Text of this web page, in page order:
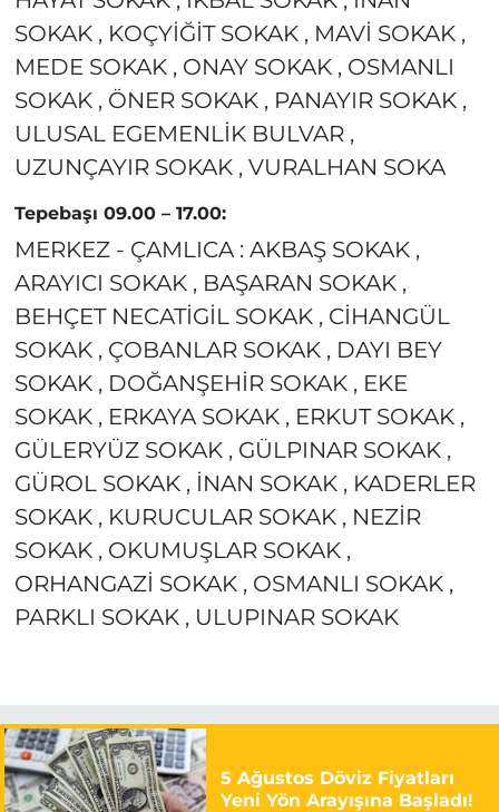
SOKAK , KOÇYİĞİT SOKAK , MAVİ SOKAK ,
MEDE SOKAK , ONAY SOKAK , OSMANLI
SOKAK , ÖNER SOKAK , PANAYIR SOKAK ,
ULUSAL EGEMENLİK BULVAR ,
UZUNÇAYIR SOKAK , VURALHAN SOKA
Tepebaşı 09.00 – 17.00:
MERKEZ - ÇAMLICA : AKBAŞ SOKAK ,
ARAYICI SOKAK , BAŞARAN SOKAK ,
BEHÇET NECATİGİL SOKAK , CİHANGÜL
SOKAK , ÇOBANLAR SOKAK , DAYI BEY
SOKAK , DOĞANŞEHİR SOKAK , EKE
SOKAK , ERKAYA SOKAK , ERKUT SOKAK ,
GÜLERYÜZ SOKAK , GÜLPINAR SOKAK ,
GÜROL SOKAK , İNAN SOKAK , KADERLER
SOKAK , KURUCULAR SOKAK , NEZİR
SOKAK , OKUMUŞLAR SOKAK ,
ORHANGAZİ SOKAK , OSMANLI SOKAK ,
PARKLI SOKAK , ULUPINAR SOKAK
5 Ağustos Döviz Fiyatları
Yeni Yön Arayışına Başladı!